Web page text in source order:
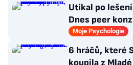
Utíkal po
Dnes peer
že cesta z
Moje Psychologie
6 hráčů, které
koupila z